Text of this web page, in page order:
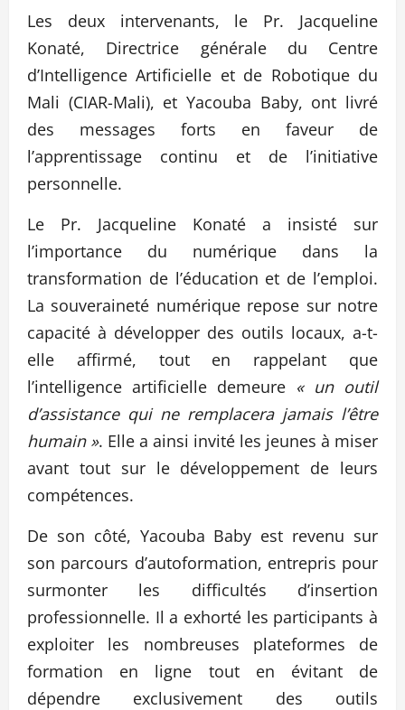
Les deux intervenants, le Pr. Jacqueline
Konaté, Directrice générale du Centre
d’Intelligence Artificielle et de Robotique du
Mali (CIAR-Mali), et Yacouba Baby, ont livré
des messages forts en faveur de
l’apprentissage continu et de l’initiative
personnelle.
Le Pr. Jacqueline Konaté a insisté sur
l’importance du numérique dans la
transformation de l’éducation et de l’emploi.
La souveraineté numérique repose sur notre
capacité à développer des outils locaux, a-t-
elle affirmé, tout en rappelant que
l’intelligence artificielle demeure « un outil
d’assistance qui ne remplacera jamais l’être
humain ». Elle a ainsi invité les jeunes à miser
avant tout sur le développement de leurs
compétences.
De son côté, Yacouba Baby est revenu sur
son parcours d’autoformation, entrepris pour
surmonter les difficultés d’insertion
professionnelle. Il a exhorté les participants à
exploiter les nombreuses plateformes de
formation en ligne tout en évitant de
dépendre exclusivement des outils